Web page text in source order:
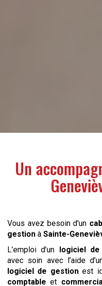
Un
Vous avez besoin d'un
gestion à Sainte-
L’emploi d’un logiciel
avec soin avec l’aide
logiciel de gestionest
comptable et